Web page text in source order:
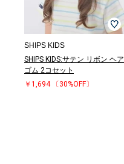
SHIPS KIDS
SHIPS KIDS:サテン リボン ヘア
ゴム 2コセット
￥1,694
〔30%OFF〕